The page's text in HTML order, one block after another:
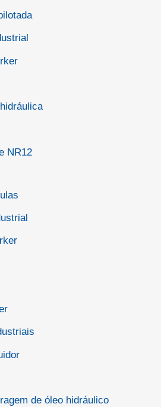
NR12
de óleo hidráulico